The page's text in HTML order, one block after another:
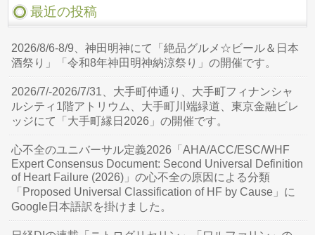
最近の投稿
2026/8/6-8/9、神田明神にて「絶品グルメ☆ビール＆日本
酒祭り」「令和8年神田明神納涼祭り」の開催です。
2026/7/-2026/7/31、大手町仲通り、大手町フィナンシャ
ルシティ1階アトリウム、大手町川端緑道、東京金融ビレ
ッジにて「大手町縁日2026」の開催です。
心不全のユニバーサル定義2026「AHA/ACC/ESC/WHF
Expert Consensus Document: Second Universal Definition
of Heart Failure (2026)」の心不全の原因による分類
「Proposed Universal Classification of HF by Cause」に
Google日本語訳を掛けました。